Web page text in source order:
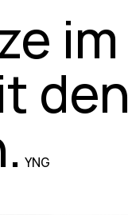
im
den
YNG